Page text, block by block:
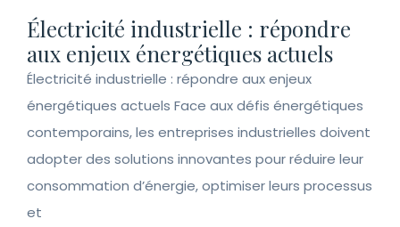
Électricité industrielle : répondre
aux enjeux énergétiques actuels
Électricité industrielle : répondre aux enjeux
énergétiques actuels Face aux défis énergétiques
contemporains, les entreprises industrielles doivent
adopter des solutions innovantes pour réduire leur
consommation d’énergie, optimiser leurs processus
et